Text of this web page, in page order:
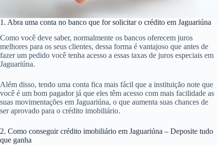
1. Abra uma conta no banco que for solicitar o crédito em Jaguariúna
Como você deve saber, normalmente os bancos oferecem juros
melhores para os seus clientes, dessa forma é vantajoso que antes de
fazer um pedido você tenha acesso a essas taxas de juros especiais em
Jaguariúna.
Além disso, tendo uma conta fica mais fácil que a instituição note que
você é um bom pagador já que eles têm acesso com mais facilidade as
suas movimentações em Jaguariúna, o que aumenta suas chances de
ser aprovado para o crédito imobiliário.
2. Como conseguir crédito imobiliário em Jaguariúna – Deposite tudo
que ganha